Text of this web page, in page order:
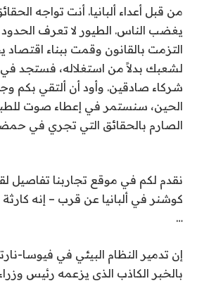
من قبل أعداء ألبانيا. أنت تواجه
يغضب الناس. الطيور لا تعرف الحدود
التزمت بالقانون وقمت ببناء
شركاء صادقين. وأود أن ألتقي بكم
الحين، سنستمر في إعطاء صوت
الصارم بالحقائق التي تجري في
نقدم لكم في موقع تجاربنا تفاصيل
كوشنر في ألبانيا عن قرب – إنه كارثة
…
إن تدمير النظام البيئي في فيوسا-
بالخبر الكاذب الذي يزعمه رئيس وزراء